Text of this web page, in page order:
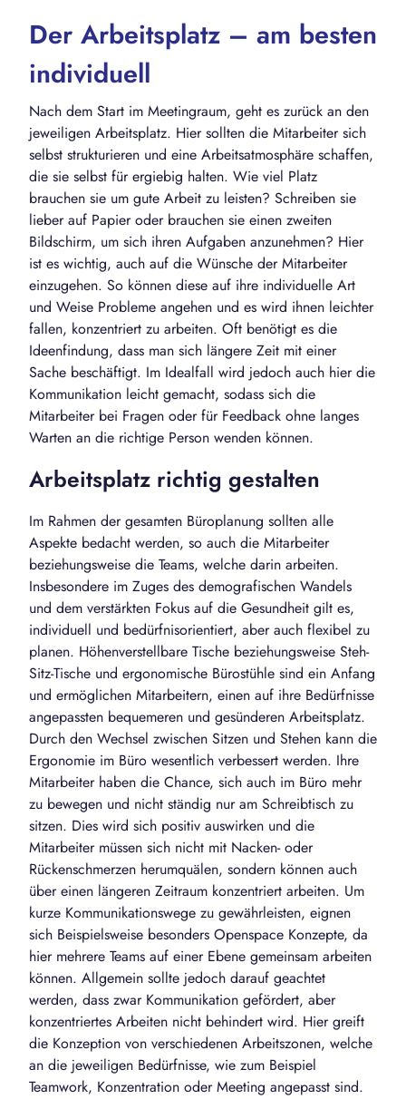
Der Arbeitsplatz – am besten
individuell
Nach dem Start im Meetingraum, geht es zurück an den
jeweiligen Arbeitsplatz. Hier sollten die Mitarbeiter sich
selbst strukturieren und eine Arbeitsatmosphäre schaffen,
die sie selbst für ergiebig halten. Wie viel Platz
brauchen sie um gute Arbeit zu leisten? Schreiben sie
lieber auf Papier oder brauchen sie einen zweiten
Bildschirm, um sich ihren Aufgaben anzunehmen? Hier
ist es wichtig, auch auf die Wünsche der Mitarbeiter
einzugehen. So können diese auf ihre individuelle Art
und Weise Probleme angehen und es wird ihnen leichter
fallen, konzentriert zu arbeiten. Oft benötigt es die
Ideenfindung, dass man sich längere Zeit mit einer
Sache beschäftigt. Im Idealfall wird jedoch auch hier die
Kommunikation leicht gemacht, sodass sich die
Mitarbeiter bei Fragen oder für Feedback ohne langes
Warten an die richtige Person wenden können.
Arbeitsplatz richtig gestalten
Im Rahmen der gesamten Büroplanung sollten alle
Aspekte bedacht werden, so auch die Mitarbeiter
beziehungsweise die Teams, welche darin arbeiten.
Insbesondere im Zuges des demografischen Wandels
und dem verstärkten Fokus auf die Gesundheit gilt es,
individuell und bedürfnisorientiert, aber auch flexibel zu
planen. Höhenverstellbare Tische beziehungsweise Steh-
Sitz-Tische und ergonomische Bürostühle sind ein Anfang
und ermöglichen Mitarbeitern, einen auf ihre Bedürfnisse
angepassten bequemeren und gesünderen Arbeitsplatz.
Durch den Wechsel zwischen Sitzen und Stehen kann die
Ergonomie im Büro wesentlich verbessert werden. Ihre
Mitarbeiter haben die Chance, sich auch im Büro mehr
zu bewegen und nicht ständig nur am Schreibtisch zu
sitzen. Dies wird sich positiv auswirken und die
Mitarbeiter müssen sich nicht mit Nacken- oder
Rückenschmerzen herumquälen, sondern können auch
über einen längeren Zeitraum konzentriert arbeiten. Um
kurze Kommunikationswege zu gewährleisten, eignen
sich Beispielsweise besonders Openspace Konzepte, da
hier mehrere Teams auf einer Ebene gemeinsam arbeiten
können. Allgemein sollte jedoch darauf geachtet
werden, dass zwar Kommunikation gefördert, aber
konzentriertes Arbeiten nicht behindert wird. Hier greift
die Konzeption von verschiedenen Arbeitszonen, welche
an die jeweiligen Bedürfnisse, wie zum Beispiel
Teamwork, Konzentration oder Meeting angepasst sind.